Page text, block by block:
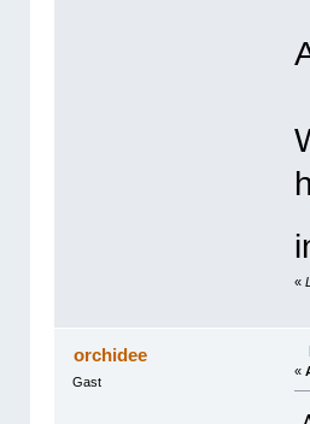
«
orchidee
Gast
«